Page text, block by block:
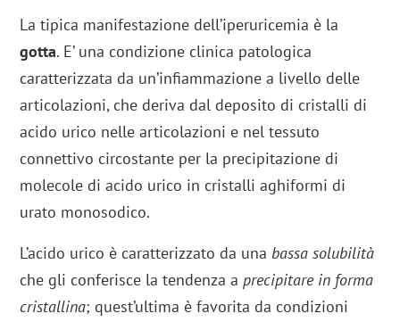
La tipica manifestazione dell’iperuricemia è la
gotta. E’ una condizione clinica patologica
caratterizzata da un’infiammazione a livello delle
articolazioni, che deriva dal deposito di cristalli di
acido urico nelle articolazioni e nel tessuto
connettivo circostante per la precipitazione di
molecole di acido urico in cristalli aghiformi di
urato monosodico.
L’acido urico è caratterizzato da una bassa solubilità
che gli conferisce la tendenza aprecipitare in forma
cristallina; quest’ultima è favorita da condizioni